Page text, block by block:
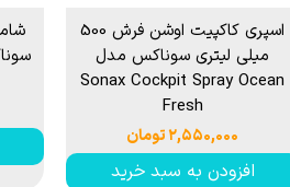
اسپری کاکپیت اوشن فرش 500
میلی لیتری سوناکس مدل
Sonax Cockpit Spray Ocean
Fresh
۲,۵۵۰,۰۰۰ تومان
افزودن به سبد خرید